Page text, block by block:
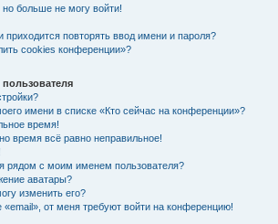
но больше не могу войти!
повторять ввод имени и пароля?
cookies конференции»?
имени в списке «Кто сейчас на конференции»?
время!
время всё равно неправильное!
рядом с моим именем пользователя?
аватары?
изменить его?
от меня требуют войти на конференцию!